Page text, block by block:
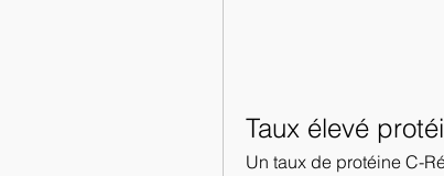
Taux élevé
Un taux de protéine C-